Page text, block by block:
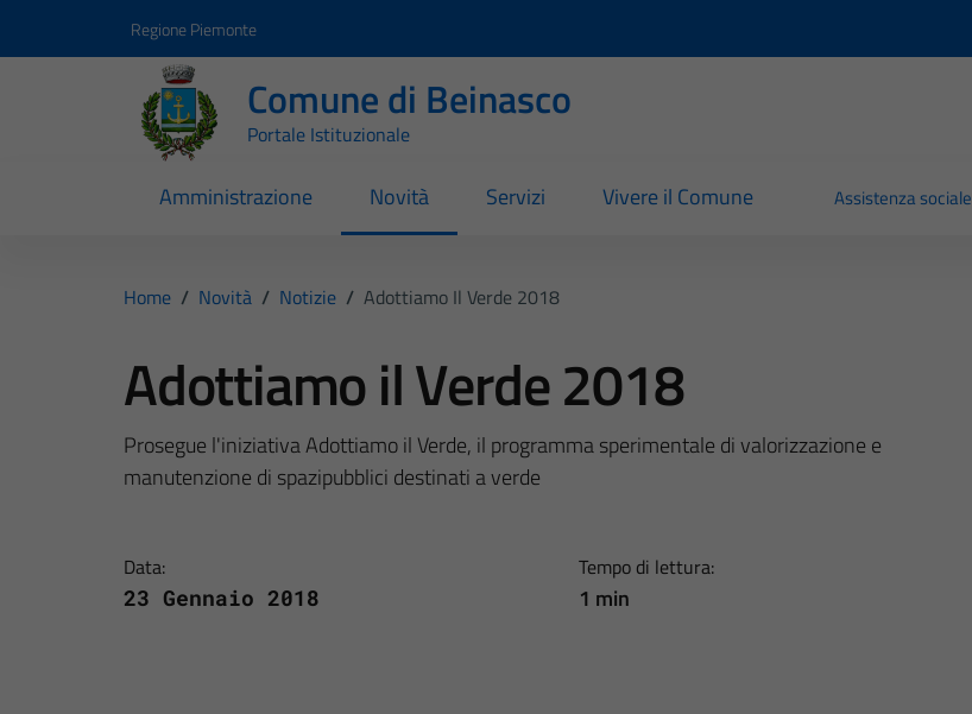
Regione Piemonte
Comune di Beinasco
Portale Istituzionale
Amministrazione Novità Servizi Vivere il Comune Assistenza sociale
Home / Novità / Notizie / Adottiamo Il Verde 2018
Adottiamo il Verde 2018
Prosegue l'iniziativa Adottiamo il Verde, il programma sperimentale di valorizzazione e
manutenzione di spazipubblici destinati a verde
Data:
23 Gennaio 2018
Tempo di lettura:
1 min